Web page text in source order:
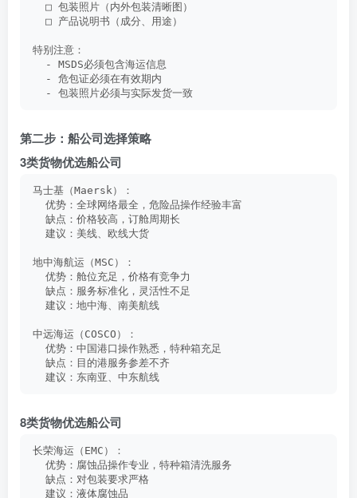
  □ 包装照片（内外包装清晰图）
  □ 产品说明书（成分、用途）
特别注意：
  - MSDS必须包含海运信息
  - 危包证必须在有效期内
  - 包装照片必须与实际发货一致
第二步：船公司选择策略
3类货物优选船公司
马士基（Maersk）：
  优势：全球网络最全，危险品操作经验丰富
  缺点：价格较高，订舱周期长
  建议：美线、欧线大货
地中海航运（MSC）：
  优势：舱位充足，价格有竞争力
  缺点：服务标准化，灵活性不足
  建议：地中海、南美航线
中远海运（COSCO）：
  优势：中国港口操作熟悉，特种箱充足
  缺点：目的港服务参差不齐
  建议：东南亚、中东航线
8类货物优选船公司
长荣海运（EMC）：
  优势：腐蚀品操作专业，特种箱清洗服务
  缺点：对包装要求严格
  建议：液体腐蚀品